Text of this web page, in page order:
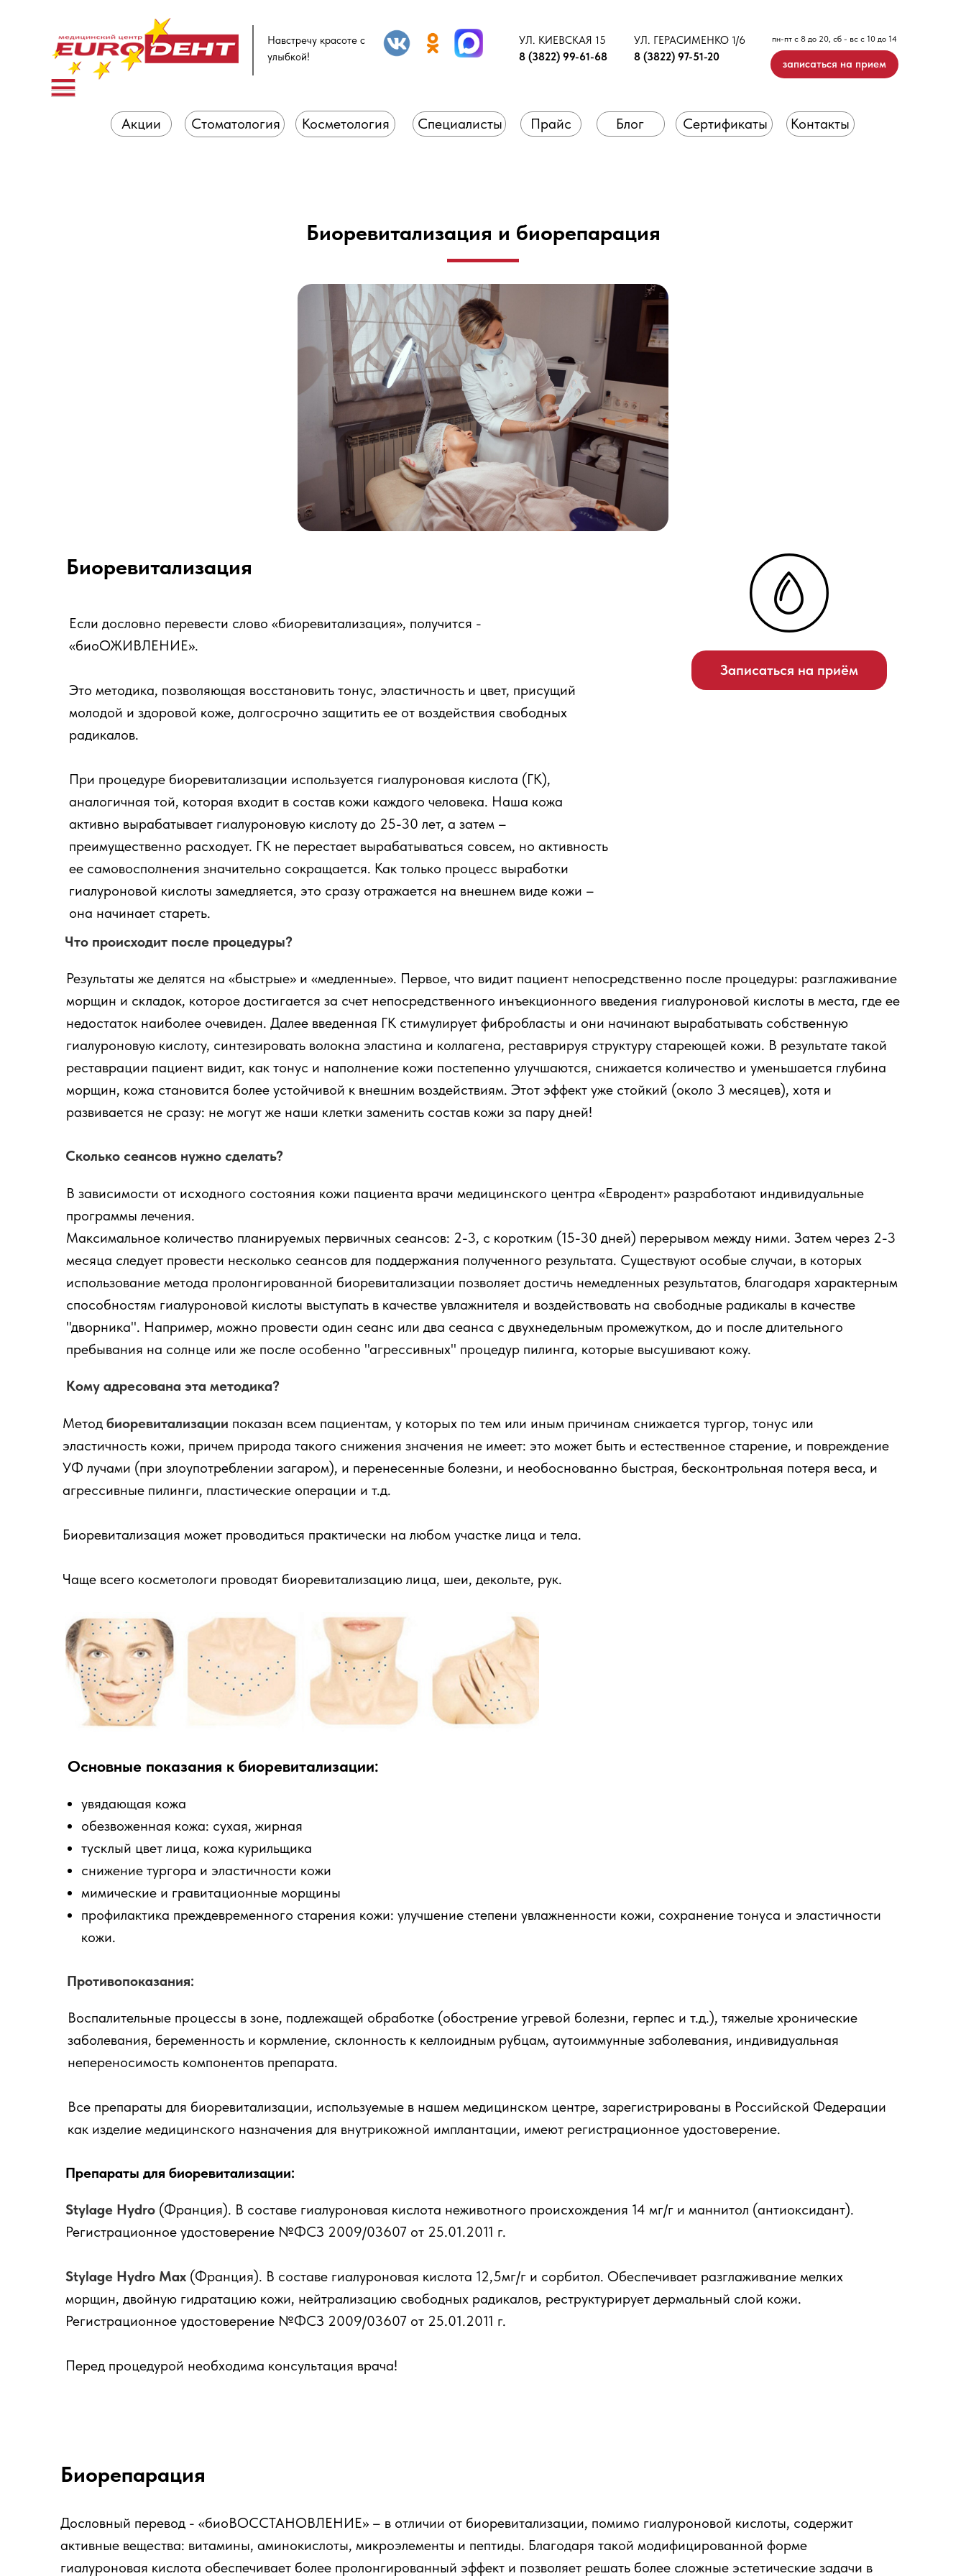
Навстречу красоте с
улыбкой!
УЛ. КИЕВСКАЯ 15
8 (3822) 99-61-68
УЛ. ГЕРАСИМЕНКО 1/6
8 (3822) 97-51-20
пн-пт с 8 до 20, сб - вс с 10 до 14
записаться на прием
Специалисты
Стоматология Косметология
Акции Блог Контакты
Прайс Сертификаты
Биоревитализация и биорепарация
Если дословно перевести слово «биоревитализация», получится -
«биоОЖИВЛЕНИЕ».
Это методика, позволяющая восстановить тонус, эластичность и цвет, присущий
молодой и здоровой коже, долгосрочно защитить ее от воздействия свободных
радикалов.
При процедуре биоревитализации используется гиалуроновая кислота (ГК),
аналогичная той, которая входит в состав кожи каждого человека. Наша кожа
активно вырабатывает гиалуроновую кислоту до 25-30 лет, а затем –
преимущественно расходует. ГК не перестает вырабатываться совсем, но активность
ее самовосполнения значительно сокращается. Как только процесс выработки
гиалуроновой кислоты замедляется, это сразу отражается на внешнем виде кожи –
она начинает стареть.
Записаться на приём
Биоревитализация
Что происходит после процедуры?
Результаты же делятся на «быстрые» и «медленные». Первое, что видит пациент непосредственно после процедуры: разглаживание
морщин и складок, которое достигается за счет непосредственного инъекционного введения гиалуроновой кислоты в места, где ее
недостаток наиболее очевиден. Далее введенная ГК стимулирует фибробласты и они начинают вырабатывать собственную
гиалуроновую кислоту, синтезировать волокна эластина и коллагена, реставрируя структуру стареющей кожи. В результате такой
реставрации пациент видит, как тонус и наполнение кожи постепенно улучшаются, снижается количество и уменьшается глубина
морщин, кожа становится более устойчивой к внешним воздействиям. Этот эффект уже стойкий (около 3 месяцев), хотя и
развивается не сразу: не могут же наши клетки заменить состав кожи за пару дней!
Сколько сеансов нужно сделать?
Кому адресована эта методика?
Метод биоревитализации показан всем пациентам, у которых по тем или иным причинам снижается тургор, тонус или
эластичность кожи, причем природа такого снижения значения не имеет: это может быть и естественное старение, и повреждение
УФ лучами (при злоупотреблении загаром), и перенесенные болезни, и необоснованно быстрая, бесконтрольная потеря веса, и
агрессивные пилинги, пластические операции и т.д.
Биоревитализация может проводиться практически на любом участке лица и тела.
Чаще всего косметологи проводят биоревитализацию лица, шеи, декольте, рук.
В зависимости от исходного состояния кожи пациента врачи медицинского центра «Евродент» разработают индивидуальные
программы лечения.
Максимальное количество планируемых первичных сеансов: 2-3, с коротким (15-30 дней) перерывом между ними. Затем через 2-3
месяца следует провести несколько сеансов для поддержания полученного результата. Существуют особые случаи, в которых
использование метода пролонгированной биоревитализации позволяет достичь немедленных результатов, благодаря характерным
способностям гиалуроновой кислоты выступать в качестве увлажнителя и воздействовать на свободные радикалы в качестве
"дворника". Например, можно провести один сеанс или два сеанса с двухнедельным промежутком, до и после длительного
пребывания на солнце или же после особенно "агрессивных" процедур пилинга, которые высушивают кожу.
Основные показания к биоревитализации:
увядающая кожа
обезвоженная кожа: сухая, жирная
тусклый цвет лица, кожа курильщика
снижение тургора и эластичности кожи
мимические и гравитационные морщины
профилактика преждевременного старения кожи: улучшение степени увлажненности кожи, сохранение тонуса и эластичности
кожи.
Воспалительные процессы в зоне, подлежащей обработке (обострение угревой болезни, герпес и т.д.), тяжелые хронические
заболевания, беременность и кормление, склонность к келлоидным рубцам, аутоиммунные заболевания, индивидуальная
непереносимость компонентов препарата.
Все препараты для биоревитализации, используемые в нашем медицинском центре, зарегистрированы в Российской Федерации
как изделие медицинского назначения для внутрикожной имплантации, имеют регистрационное удостоверение.
Противопоказания:
Препараты для биоревитализации:
Stylage Hydro (Франция). В составе гиалуроновая кислота неживотного происхождения 14 мг/г и маннитол (антиоксидант).
Регистрационное удостоверение №ФСЗ 2009/03607 от 25.01.2011 г.
Stylage Hydro Max (Франция). В составе гиалуроновая кислота 12,5мг/г и сорбитол. Обеспечивает разглаживание мелких
морщин, двойную гидратацию кожи, нейтрализацию свободных радикалов, реструктурирует дермальный слой кожи.
Регистрационное удостоверение №ФСЗ 2009/03607 от 25.01.2011 г.
Перед процедурой необходима консультация врача!
Дословный перевод - «биоВОССТАНОВЛЕНИЕ» – в отличии от биоревитализации, помимо гиалуроновой кислоты, содержит
активные вещества: витамины, аминокислоты, микроэлементы и пептиды. Благодаря такой модифицированной форме
гиалуроновая кислота обеспечивает более пролонгированный эффект и позволяет решать более сложные эстетические задачи в
Биорепарация